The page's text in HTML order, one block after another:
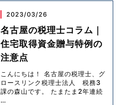
2023/03/26
名古屋の税理士コラム｜
住宅取得資金贈与特例の
注意点
こんにちは！ 名古屋の税理士、グ
ロースリンク税理士法人 税務3
課の森山です。 たまたま2年連続
…